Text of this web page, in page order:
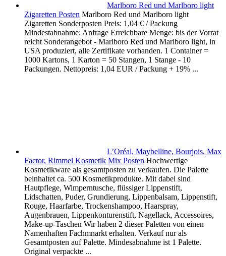
Marlboro Red und Marlboro light
Zigaretten Posten Marlboro Red und Marlboro light
Zigaretten Sonderposten Preis: 1,04 € / Packung
Mindestabnahme: Anfrage Erreichbare Menge: bis der Vorrat
reicht Sonderangebot - Marlboro Red und Marlboro light, in
USA produziert, alle Zertifikate vorhanden. 1 Container =
1000 Kartons, 1 Karton = 50 Stangen, 1 Stange - 10
Packungen. Nettopreis: 1,04 EUR / Packung + 19% ...
L’Oréal, Maybelline, Bourjois, Max
Factor, Rimmel Kosmetik Mix Posten Hochwertige
Kosmetikware als gesamtposten zu verkaufen. Die Palette
beinhaltet ca. 500 Kosmetikprodukte. Mit dabei sind
Hautpflege, Wimperntusche, flüssiger Lippenstift,
Lidschatten, Puder, Grundierung, Lippenbalsam, Lippenstift,
Rouge, Haarfarbe, Trockenshampoo, Haarspray,
Augenbrauen, Lippenkonturenstift, Nagellack, Accessoires,
Make-up-Taschen Wir haben 2 dieser Paletten von einen
Namenhaften Fachmnarkt erhalten. Verkauf nur als
Gesamtposten auf Palette. Mindesabnahme ist 1 Palette.
Original verpackte ...